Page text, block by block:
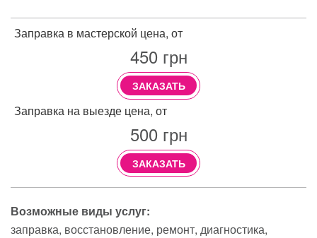
Заправка в мастерской цена, от
450грн
ЗАКАЗАТЬ
Заправка на выезде цена, от
500грн
ЗАКАЗАТЬ
Возможные виды услуг:
заправка восстановление ремонт диагностика